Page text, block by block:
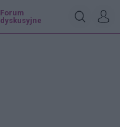
Forum
dyskusyjne